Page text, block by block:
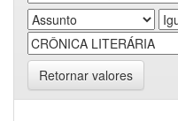
Retornar valores